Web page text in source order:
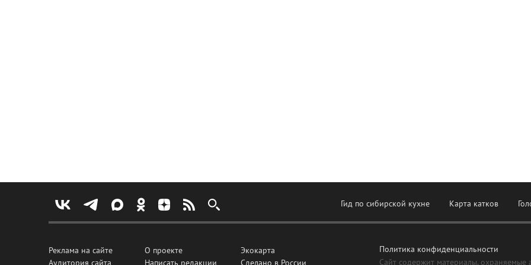
Гид по сибирской кухне Карта катков
Реклама на сайте
Аудитория сайта
О проекте
Написать редакции
Экокарта
Сделано в России
Политика конфиденциальности
Сайт содержит материалы, охраняемые